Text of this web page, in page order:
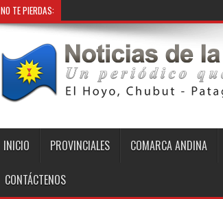
NO TE PIERDAS:
INICIO PROVINCIALES COMARCA ANDINA
CONTÁCTENOS